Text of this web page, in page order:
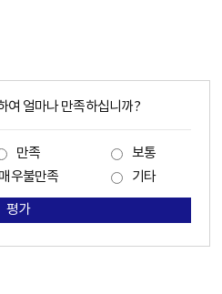
여 얼마나 만족하십니까?
만족
보통
매우불만족 기타
평가